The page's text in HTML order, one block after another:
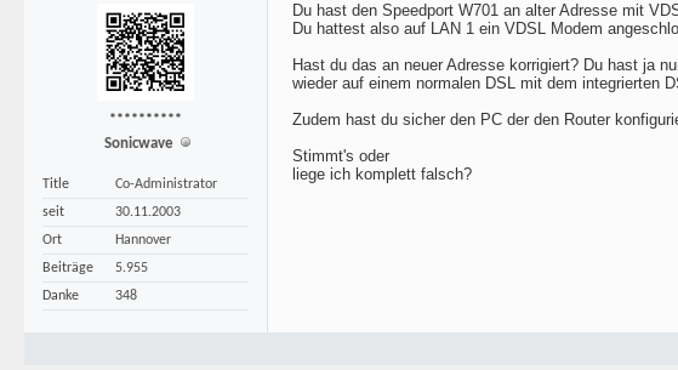
**********
Sonicwave
Title
Co-Administrator
seit
30.11.2003
Ort
Hannover
Beiträge
5.955
Danke
348
Du hast den Speedport W701 an alter Adresse mit
Du hattest also auf LAN 1 ein VDSL Modem
Hast du das an neuer Adresse korrigiert? Du hast ja
wieder auf einem normalen DSL mit dem integrierten
Zudem hast du sicher den PC der den Router
Stimmt's oder
liege ich komplett falsch?